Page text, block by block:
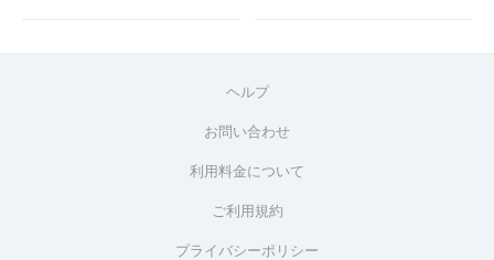
ヘルプ
お問い合わせ
利用料金について
ご利用規約
プライバシーポリシー